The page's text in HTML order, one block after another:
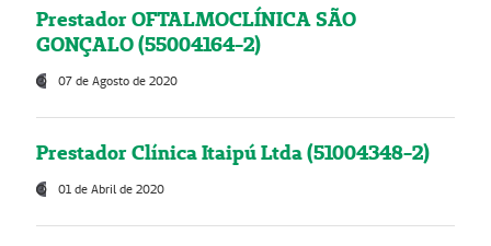
Prestador OFTALMOCLÍNICA SÃO
GONÇALO (55004164-2)
07 de Agosto de 2020
Prestador Clínica Itaipú Ltda (51004348-2)
01 de Abril de 2020